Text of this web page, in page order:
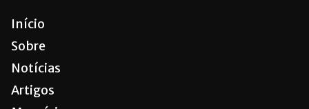
Início
Sobre
Notícias
Artigos